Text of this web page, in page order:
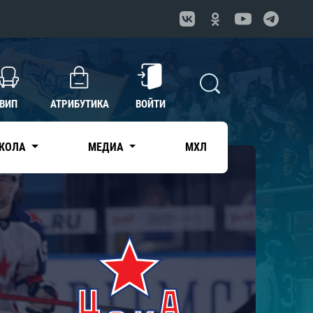
ВИП АТРИБУТИКА ВОЙТИ
МЕДИА МХЛ